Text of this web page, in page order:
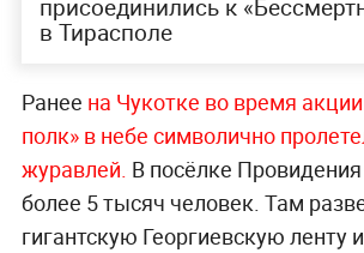
присоединились к
в Тирасполе
Ранее на Чукотке во время
полк» в небе символично
журавлей. В посёлке
более 5 тысяч человек. Там
гигантскую Георгиевскую ленту